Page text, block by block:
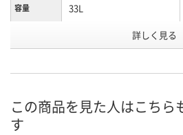
容量 33L
お届け日 8月12日（水）
詳しく見る
この商品を見た人はこちら
す